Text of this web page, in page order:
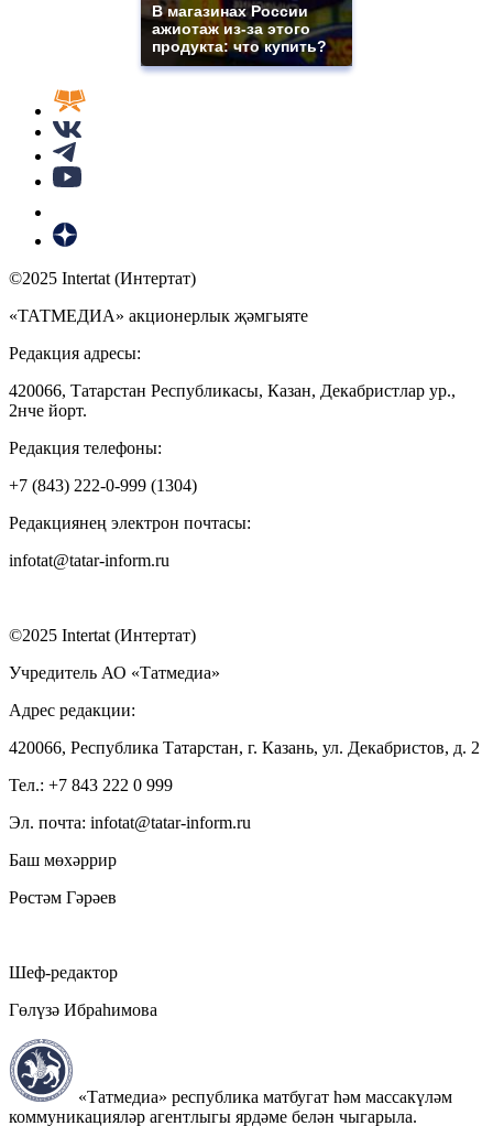
В магазинах России
ажиотаж из-за этого
продукта: что купить?
©2025 Intertat (Интертат)
«ТАТМЕДИА» акционерлык җәмгыяте
Редакция адресы:
420066, Татарстан Республикасы, Казан, Декабристлар ур.,
2нче йорт.
Редакция телефоны:
+7 (843) 222-0-999 (1304)
Редакциянең электрон почтасы:
infotat@tatar-inform.ru
©2025 Intertat (Интертат)
Учредитель АО «Татмедиа»
Адрес редакции:
420066, Республика Татарстан, г. Казань, ул. Декабристов, д. 2
Тел.: +7 843 222 0 999
Эл. почта: infotat@tatar-inform.ru
Баш мөхәррир
Рөстәм Гәрәев
Шеф-редактор
Гөлүзә Ибраһимова
«Татмедиа» республика матбугат һәм массакүләм
коммуникацияләр агентлыгы ярдәме белән чыгарыла.